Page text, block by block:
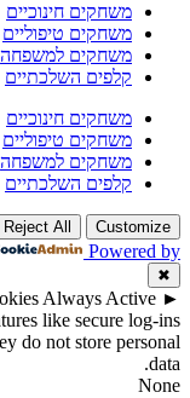
משחקים חינוכיים
משחקים טיפוליים
משחקים למשפחה
קלפים השלכתיים
משחקים חינוכיים
משחקים טיפוליים
משחקים למשפחה
קלפים השלכתיים
Customize
Reject All
Powered by
✖
►
Always Active
like secure log-ins
do not store personal
data.
None